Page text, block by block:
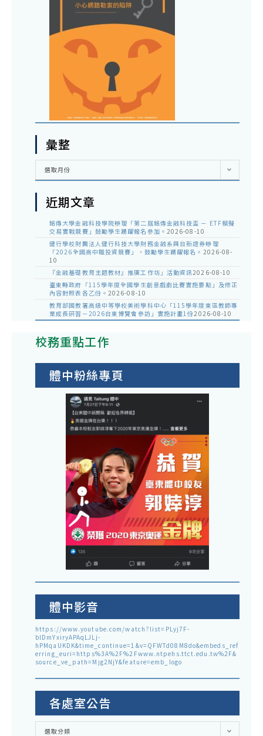
彙整
彙
選取月份
近期文章
銘傳大學金融科技學院辦理「第二屆銘傳金融科技盃 － ETF模擬
交易實戰競賽」鼓勵學生踴躍報名參加。 2026-08-10
健行學校財團法人健行科技大學財務金融系與台新證券辦理
「2026全國高中職投資競賽」，鼓勵學生踴躍報名。 2026-08-
10
『金融基礎教育主題教材』推廣工作坊」活動資訊2026-08-10
臺東縣政府「115學年度全國學生創意戲劇比賽實施要點」及修正
內容對照表各乙份。 2026-08-10
教育部國教署高級中等學校美術學科中心「115學年度東區教師專
業成長研習－2026台東博覽會參訪」實施計畫1份2026-08-10
校務重點工作
體中粉絲專頁
體中影音
https://www.youtube.com/watch?list=PLyj7F-
blDmYxiryAPAqLJLj-
hPMqaUKDK&time_continue=1&v=QFWTd08M8do&embeds_ref
erring_euri=https%3A%2F%2Fwww.ntpehs.ttct.edu.tw%2F&
source_ve_path=Mjg2NjY&feature=emb_logo
各處室公告
各
選取分類